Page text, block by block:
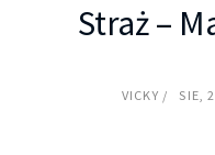
Straż –
VICKY SIE,